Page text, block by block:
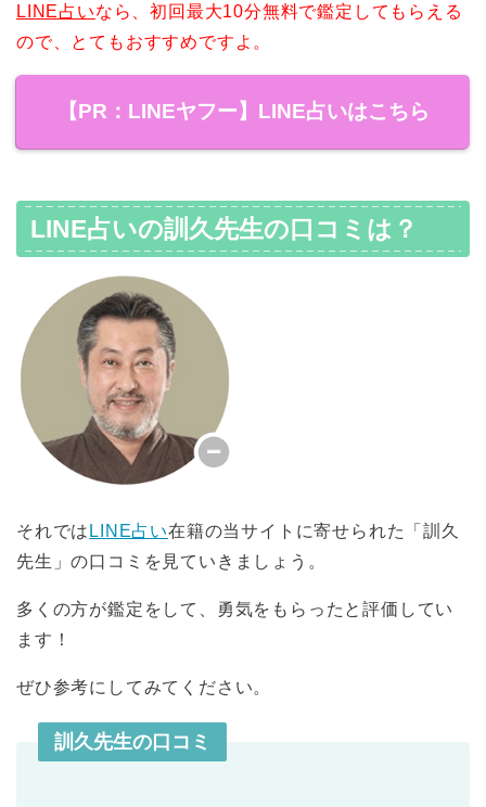
LINE占いなら、初回最大10分無料で鑑定してもらえる
ので、とてもおすすめですよ。
【PR：LINEヤフー】LINE占いはこちら
LINE占いの訓久先生の口コミは？
それでは LINE占い在籍の当サイトに寄せられた「訓久
先生」の口コミを見ていきましょう。
多くの方が鑑定をして、勇気をもらったと評価してい
ます！
ぜひ参考にしてみてください。
訓久先生の口コミ